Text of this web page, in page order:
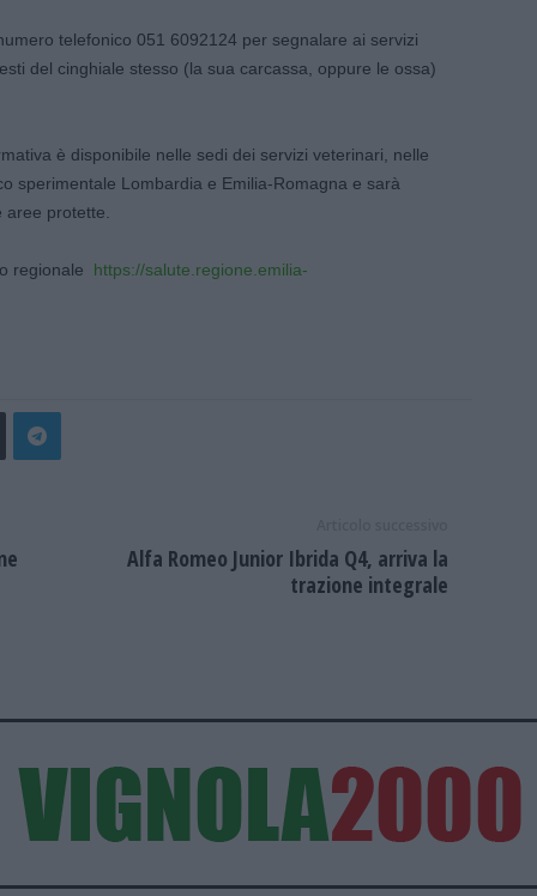
telefonico 051 6092124 per segnalare ai servizi
del cinghiale stesso (la sua carcassa, oppure le ossa)
è disponibile nelle sedi dei servizi veterinari, nelle
sperimentale Lombardia e Emilia-Romagna e sarà
protette.
regionale https://salute.regione.emilia-
Alfa Romeo Junior Ibrida Q4, arriva la
trazione integrale